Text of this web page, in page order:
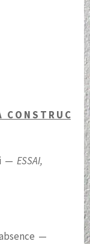
C O N S T R U C
— ESSAI,
—